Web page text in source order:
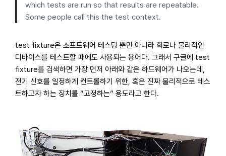
which tests are run so that results are repeatable.
Some people call this the test context.
test fixture은 소프트웨어 테스팅 뿐만 아니라 회로나 물리적인
디바이스를 테스트할 때에도 사용되는 용어다. 그래서 구글에 test
fixture를 검색하면 가장 먼저 아래와 같은 하드웨어가 나오는데,
전기 신호를 일정하게 컨트롤하기 위한, 혹은 진짜 물리적으로 테스
트하고자 하는 장치를 “고정하는” 용도라고 한다.